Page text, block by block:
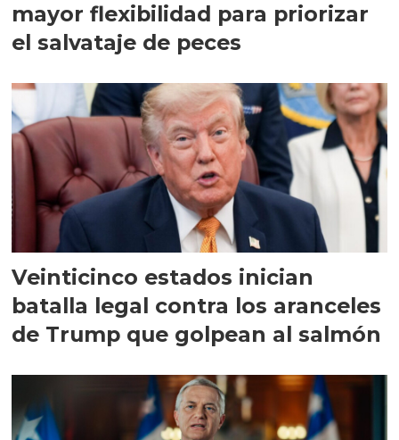
mayor flexibilidad para priorizar
el salvataje de peces
Veinticinco estados inician
batalla legal contra los aranceles
de Trump que golpean al salmón